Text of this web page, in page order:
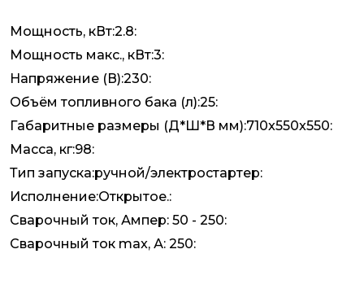
Мощность, кВт:2.8:
Мощность макс., кВт:3:
Напряжение (В):230:
Объём топливного бака (л):25:
Габаритные размеры (Д*Ш*В мм):710x550x550:
Масса, кг:98:
Тип запуска:ручной/электростартер:
Исполнение:Открытое.:
Сварочный ток, Ампер: 50 - 250:
Сварочный ток max, А: 250: